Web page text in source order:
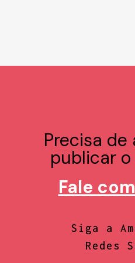
Precisa de
publicar
Fale
Siga a
Redes